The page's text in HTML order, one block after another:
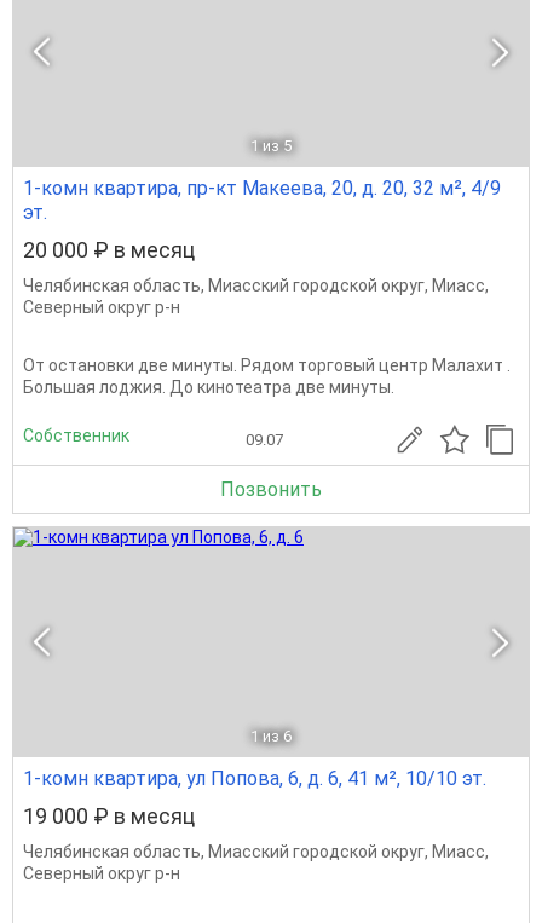
1 из 5
1-комн квартира, пр-кт Макеева, 20, д. 20, 32 м², 4/9
эт.
20 000 ₽ в месяц
Челябинская область, Миасский городской округ, Миасс,
Северный округ р-н
От остановки две минуты. Рядом торговый центр Малахит .
Большая лоджия. До кинотеатра две минуты.
Собственник 09.07
Позвонить
1 из 6
1-комн квартира, ул Попова, 6, д. 6, 41 м², 10/10 эт.
19 000 ₽ в месяц
Челябинская область, Миасский городской округ, Миасс,
Северный округ р-н